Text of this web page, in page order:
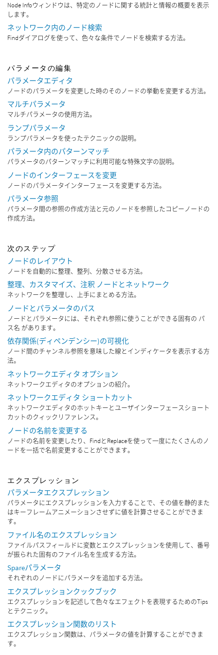
Node Infoウィンドウは、特定のノードに関する統計と情報の概要を表示
します。
ネットワーク内のノード検索
Findダイアログを使って、色々な条件でノードを検索する方法。
パラメータの編集
パラメータエディタ
ノードのパラメータを変更した時のそのノードの挙動を変更する方法。
マルチパラメータ
マルチパラメータの使用方法。
ランプパラメータ
ランプパラメータを使ったテクニックの説明。
パラメータ内のパターンマッチ
パラメータのパターンマッチに利用可能な特殊文字の説明。
ノードのインターフェースを変更
ノードのパラメータインターフェースを変更する方法。
パラメータ参照
パラメータ間の参照の作成方法と元のノードを参照したコピーノードの
作成方法。
次のステップ
ノードのレイアウト
ノードを自動的に整理、整列、分散させる方法。
整理、カスタマイズ、注釈 ノードとネットワーク
ネットワークを整理し、上手にまとめる方法。
ノードとパラメータのパス
ノードとパラメータには、それぞれ参照に使うことができる固有の パ
ス名 があります。
依存関係(ディペンデンシー)の可視化
ノード間のチャンネル参照を意味した線とインディケータを表示する方
法。
ネットワークエディタ オプション
ネットワークエディタのオプションの紹介。
ネットワークエディタ ショートカット
ネットワークエディタのホットキーとユーザインターフェースショート
カットのクィックリファレンス。
ノードの名前を変更する
ノードの名前を変更したり、FindとReplaceを使って一度にたくさんのノ
ードを一括で名前変更することができます。
エクスプレッション
パラメータエクスプレッション
パラメータにエクスプレッションを入力することで、その値を静的また
はキーフレームアニメーションさせずに値を計算させることができま
す。
ファイル名のエクスプレッション
ファイルパスフィールドに変数とエクスプレッションを使用して、番号
が振られた固有のファイル名を生成する方法。
Spareパラメータ
それぞれのノードにパラメータを追加する方法。
エクスプレッションクックブック
エクスプレッションを記述して色々なエフェクトを表現するためのTips
とテクニック。
エクスプレッション関数のリスト
エクスプレッション関数は、パラメータの値を計算することができま
す。